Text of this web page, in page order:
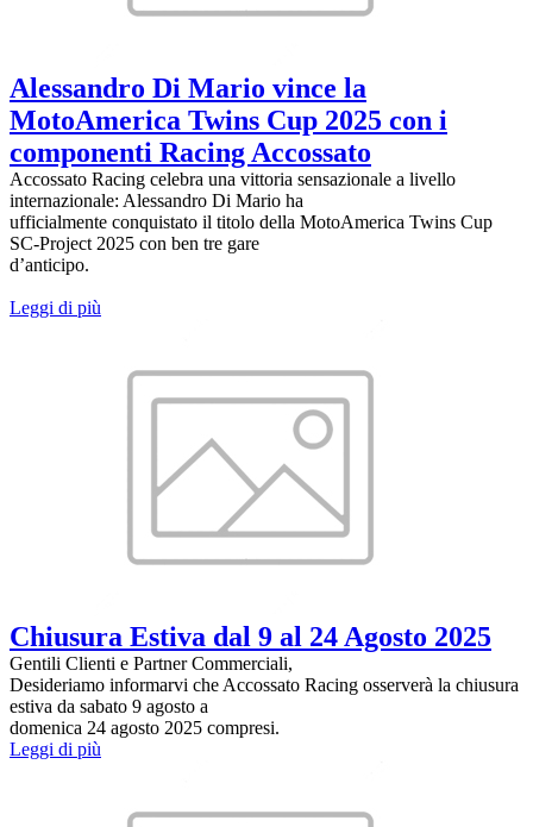
Alessandro Di Mario vince la
MotoAmerica Twins Cup 2025 con i
componenti Racing Accossato
Accossato Racing celebra una vittoria sensazionale a livello
internazionale: Alessandro Di Mario ha
ufficialmente conquistato il titolo della MotoAmerica Twins Cup
SC-Project 2025 con ben tre gare
d’anticipo.
Leggi di più
Chiusura Estiva dal 9 al 24 Agosto 2025
Gentili Clienti e Partner Commerciali,
Desideriamo informarvi che Accossato Racing osserverà la chiusura
estiva da sabato 9 agosto a
domenica 24 agosto 2025 compresi.
Leggi di più